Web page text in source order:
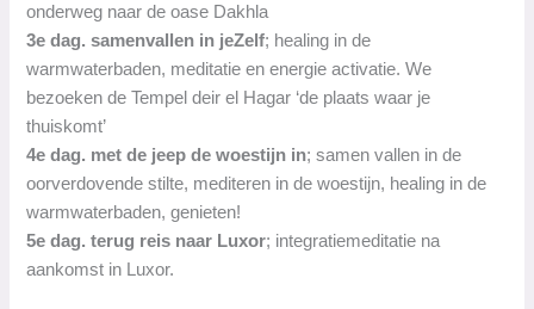
onderweg naar de oase Dakhla
3e dag. samenvallen in jeZelf; healing in de
warmwaterbaden, meditatie en energie activatie. We
bezoeken de Tempel deir el Hagar ‘de plaats waar je
thuiskomt’
4e dag. met de jeep de woestijn in; samen vallen in de
oorverdovende stilte, mediteren in de woestijn, healing in de
warmwaterbaden, genieten!
5e dag. terug reis naar Luxor; integratiemeditatie na
aankomst in Luxor.